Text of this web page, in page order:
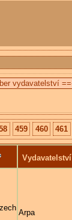
459 460 461
Vydavatelství
Arpa